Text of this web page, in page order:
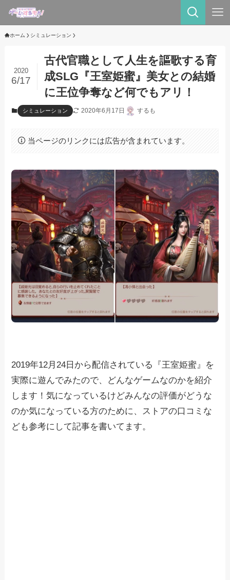
ホーム シミュレーション
古代官職として人生を謳歌する育
成SLG『王室姫蜜』美女との結婚
に王位争奪など何でもアリ！
2020
6/17
シミュレーション 2020年6月17日 するも
当ページのリンクには広告が含まれています。
2019年12月24日から配信されている『王室姫蜜』を
実際に遊んでみたので、どんなゲームなのかを紹介
します！気になっているけどみんなの評価がどうな
のか気になっている方のために、ストアの口コミな
ども参考にして記事を書いてます。